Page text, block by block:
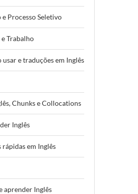
Processo Seletivo
Trabalho
e traduções em Inglês
Chunks e Collocations
Inglês
rápidas em Inglês
aprender Inglês